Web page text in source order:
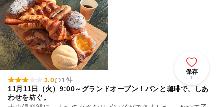
保存
1
3.0
1件
11月11日（火）9:00～グランドオープン！パンと珈琲で、しあ
わせを紡ぐ。